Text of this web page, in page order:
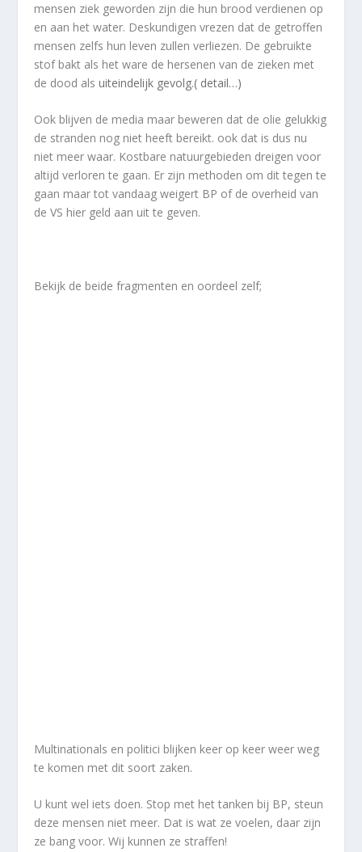
mensen ziek geworden zijn die hun brood verdienen op
en aan het water. Deskundigen vrezen dat de getroffen
mensen zelfs hun leven zullen verliezen. De gebruikte
stof bakt als het ware de hersenen van de zieken met
de dood alsuiteindelijk gevolg.( detail…)
Ook blijven de media maar beweren dat de olie gelukkig
de stranden nog niet heeft bereikt. ook dat is dus nu
niet meer waar. Kostbare natuurgebieden dreigen voor
altijd verloren te gaan. Er zijn methoden om dit tegen te
gaan maar tot vandaag weigert BP of de overheid van
de VS hier geld aan uit te geven.
Bekijk de beide fragmenten en oordeel zelf;
Multinationals en politici blijken keer op keer weer weg
te komen met dit soort zaken.
U kunt wel iets doen. Stop met het tanken bij BP, steun
deze mensen niet meer. Dat is wat ze voelen, daar zijn
ze bang voor. Wij kunnen ze straffen!